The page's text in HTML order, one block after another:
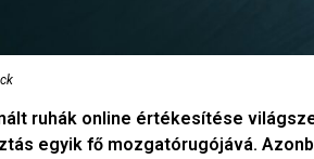
ruhák online értékesítése
egyik fő mozgatórugójává.